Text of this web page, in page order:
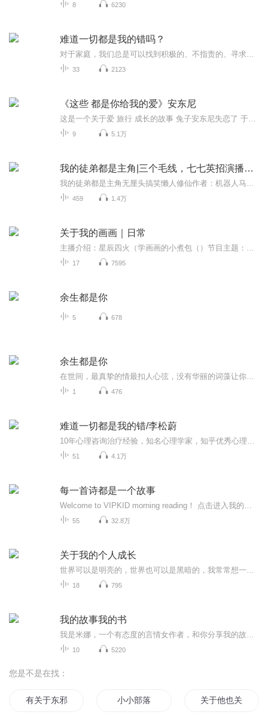
8 6230
难道一切都是我的错吗？
33 2123
《这些 都是你给我的爱》安东尼
9 5.1万
我的徒弟都是主角|三个毛线，七七英招演播【双播】我的徒弟都是主角|搞笑懒人修仙
459 1.4万
关于我的画画｜日常
17 7595
余生都是你
5 678
余生都是你
1 476
难道一切都是我的错/李松蔚
51 4.1万
每一首诗都是一个故事
55 32.8万
关于我的个人成长
18 795
我的故事我的书
10 5220
您是不是在找：
有关于东邪的故事 小小部落 关于他也关于我